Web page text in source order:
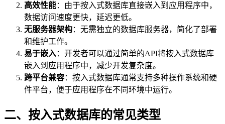
高效性能：由于按入式数据库直接嵌入到应用程序中，
数据访问速度更快，延迟更低。
无服务器架构：无需独立的数据库服务器，简化了部署
和维护工作。
易于嵌入：开发者可以通过简单的API将按入式数据库
嵌入到应用程序中，减少开发复杂度。
跨平台兼容：按入式数据库通常支持多种操作系统和硬
件平台，便于应用程序在不同环境中运行。
二、按入式数据库的常见类型